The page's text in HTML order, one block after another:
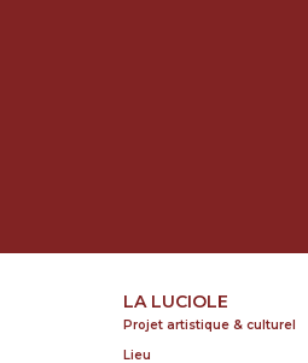
LA LUCIOLE
Projet artistique & culturel
Lieu